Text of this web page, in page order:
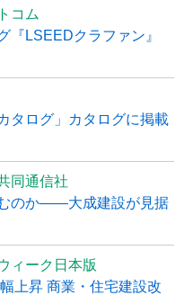
コム
『LSEEDクラファン』
タログ」カタログに掲載
同通信社
のか――大成建設が見据
ィーク日本版
上昇 商業・住宅建設改